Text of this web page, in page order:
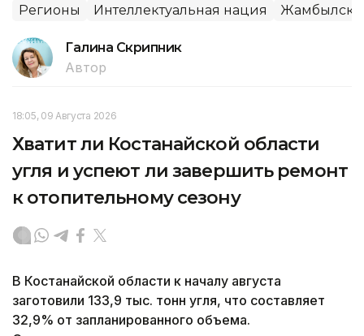
Регионы Интеллектуальная нация
Галина Скрипник
Автор
18:05, 09 Августа 2026
Хватит ли Костанайской области
угля и успеют ли завершить ремонт
к отопительному сезону
В Костанайской области к началу августа
заготовили 133,9 тыс. тонн угля, что составляет
32,9% от запланированного объема.